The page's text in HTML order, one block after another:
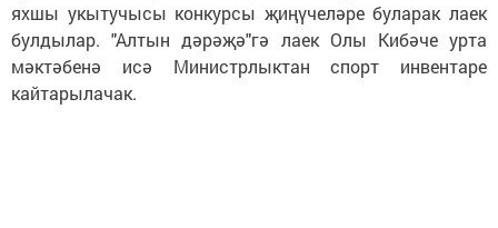
яхшы укытучысы конкурсы җиңүчеләре буларак лаек
булдылар. "Алтын дәрәҗә"гә лаек Олы Кибәче урта
мәктәбенә исә Министрлыктан спорт инвентаре
кайтарылачак.